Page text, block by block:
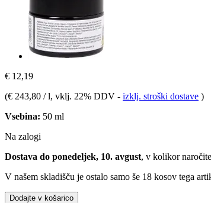
€ 12,19
(€ 243,80 / l, vklj. 22% DDV - izklj. stroški dostave )
Vsebina: 50 ml
Na zalogi
Dostava do ponedeljek, 10. avgust, v kolikor
V našem skladišču je ostalo samo še 18 kosov tega
Dodajte v košarico